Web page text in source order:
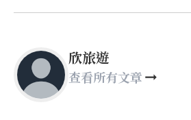
欣旅遊
查看所有文章